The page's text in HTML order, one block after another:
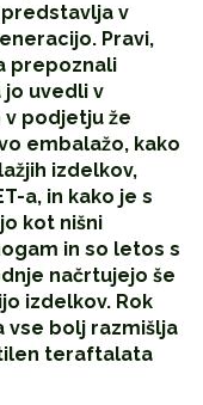
v
Pravi,
prepoznali
uvedli v
v podjetju že
embalažo, kako
izdelkov,
a, in kako je s
kot nišni
in so letos s
načrtujejo še
izdelkov. Rok
vse bolj razmišlja
teraftalata